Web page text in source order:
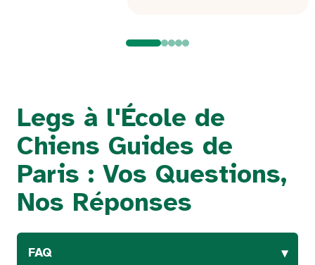
Legs à l'École de
Chiens Guides de
Paris : Vos Questions,
Nos Réponses
FAQ